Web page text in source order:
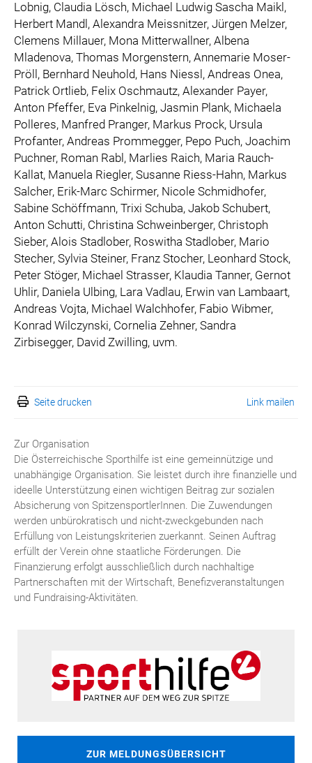
Lobnig, Claudia Lösch, Michael Ludwig Sascha Maikl,
Herbert Mandl, Alexandra Meissnitzer, Jürgen Melzer,
Clemens Millauer, Mona Mitterwallner, Albena
Mladenova, Thomas Morgenstern, Annemarie Moser-
Pröll, Bernhard Neuhold, Hans Niessl, Andreas Onea,
Patrick Ortlieb, Felix Oschmautz, Alexander Payer,
Anton Pfeffer, Eva Pinkelnig, Jasmin Plank, Michaela
Polleres, Manfred Pranger, Markus Prock, Ursula
Profanter, Andreas Prommegger, Pepo Puch, Joachim
Puchner, Roman Rabl, Marlies Raich, Maria Rauch-
Kallat, Manuela Riegler, Susanne Riess-Hahn, Markus
Salcher, Erik-Marc Schirmer, Nicole Schmidhofer,
Sabine Schöffmann, Trixi Schuba, Jakob Schubert,
Anton Schutti, Christina Schweinberger, Christoph
Sieber, Alois Stadlober, Roswitha Stadlober, Mario
Stecher, Sylvia Steiner, Franz Stocher, Leonhard Stock,
Peter Stöger, Michael Strasser, Klaudia Tanner, Gernot
Uhlir, Daniela Ulbing, Lara Vadlau, Erwin van Lambaart,
Andreas Vojta, Michael Walchhofer, Fabio Wibmer,
Konrad Wilczynski, Cornelia Zehner, Sandra
Zirbisegger, David Zwilling, uvm.
Seite drucken Link mailen
Zur Organisation
Die Österreichische Sporthilfe ist eine gemeinnützige und
unabhängige Organisation. Sie leistet durch ihre finanzielle und
ideelle Unterstützung einen wichtigen Beitrag zur sozialen
Absicherung von SpitzensportlerInnen. Die Zuwendungen
werden unbürokratisch und nicht-zweckgebunden nach
Erfüllung von Leistungskriterien zuerkannt. Seinen Auftrag
erfüllt der Verein ohne staatliche Förderungen. Die
Finanzierung erfolgt ausschließlich durch nachhaltige
Partnerschaften mit der Wirtschaft, Benefizveranstaltungen
und Fundraising-Aktivitäten.
ZUR MELDUNGSÜBERSICHT